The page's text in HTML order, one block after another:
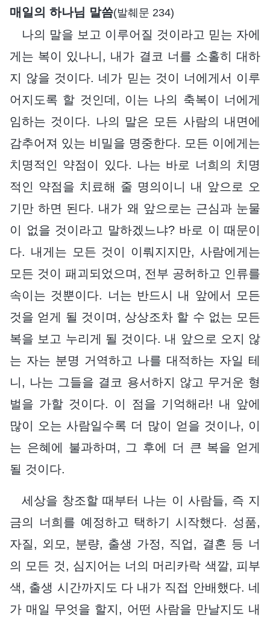
매일의 하나님 말씀(발췌문 234)
나의 말을 보고 이루어질 것이라고 믿는 자에
게는 복이 있나니, 내가 결코 너를 소홀히 대하
지 않을 것이다. 네가 믿는 것이 너에게서 이루
어지도록 할 것인데, 이는 나의 축복이 너에게
임하는 것이다. 나의 말은 모든 사람의 내면에
감추어져 있는 비밀을 명중한다. 모든 이에게는
치명적인 약점이 있다. 나는 바로 너희의 치명
적인 약점을 치료해 줄 명의이니 내 앞으로 오
기만 하면 된다. 내가 왜 앞으로는 근심과 눈물
이 없을 것이라고 말하겠느냐? 바로 이 때문이
다. 내게는 모든 것이 이뤄지지만, 사람에게는
모든 것이 패괴되었으며, 전부 공허하고 인류를
속이는 것뿐이다. 너는 반드시 내 앞에서 모든
것을 얻게 될 것이며, 상상조차 할 수 없는 모든
복을 보고 누리게 될 것이다. 내 앞으로 오지 않
는 자는 분명 거역하고 나를 대적하는 자일 테
니, 나는 그들을 결코 용서하지 않고 무거운 형
벌을 가할 것이다. 이 점을 기억해라! 내 앞에
많이 오는 사람일수록 더 많이 얻을 것이나, 이
는 은혜에 불과하며, 그 후에 더 큰 복을 얻게
될 것이다.
세상을 창조할 때부터 나는 이 사람들, 즉 지
금의 너희를 예정하고 택하기 시작했다. 성품,
자질, 외모, 분량, 출생 가정, 직업, 결혼 등 너
의 모든 것, 심지어는 너의 머리카락 색깔, 피부
색, 출생 시간까지도 다 내가 직접 안배했다. 네
가 매일 무엇을 할지, 어떤 사람을 만날지도 내